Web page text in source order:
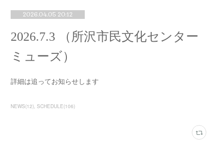
2026.04.05 20:12
2026.7.3 （所沢市民文化センター
ミューズ）
詳細は追ってお知らせします
NEWS(12) SCHEDULE(106)